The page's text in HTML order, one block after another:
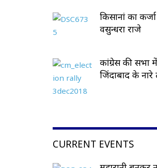
किसानां का
वसुन्धरा राजे
कांग्रेस की सभा
जिंदाबाद के
CURRENT EVENTS